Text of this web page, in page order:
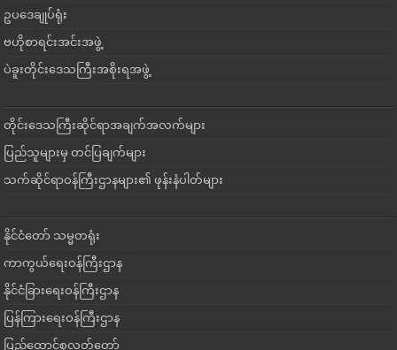
ဥပဒေချုပ်ရုံး
ဗဟိုစာရင်းအင်းအဖွဲ့
ပဲခူးတိုင်းဒေသကြီးအစိုးရအဖွဲ့
တိုင်းဒေသကြီးဆိုင်ရာအချက်အလက်များ
ပြည်သူများမှ တင်ပြချက်များ
သက်ဆိုင်ရာဝန်ကြီးဌာနများ၏ ဖုန်းနံပါတ်များ
နိုင်ငံတော် သမ္မတရုံး
ကာကွယ်ရေးဝန်ကြီးဌာန
နိုင်ငံခြားရေးဝန်ကြီးဌာန
ပြန်ကြားရေးဝန်ကြီးဌာန
ပြည်ထောင်စုလွှတ်တော်